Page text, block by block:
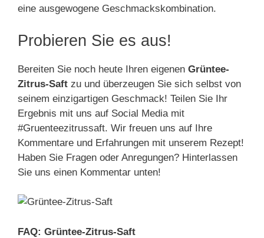
eine ausgewogene Geschmackskombination.
Probieren Sie es aus!
Bereiten Sie noch heute Ihren eigenen Grüntee-
Zitrus-Saft zu und überzeugen Sie sich selbst von
seinem einzigartigen Geschmack! Teilen Sie Ihr
Ergebnis mit uns auf Social Media mit
#Gruenteezitrussaft. Wir freuen uns auf Ihre
Kommentare und Erfahrungen mit unserem Rezept!
Haben Sie Fragen oder Anregungen? Hinterlassen
Sie uns einen Kommentar unten!
FAQ: Grüntee-Zitrus-Saft